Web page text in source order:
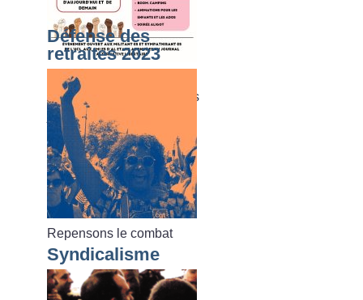
Du dimanche 02 août au
vendredi 07 août 2026, les
journées d’été de l’UCL
Défense des
retraites 2023
Repensons le combat
Syndicalisme